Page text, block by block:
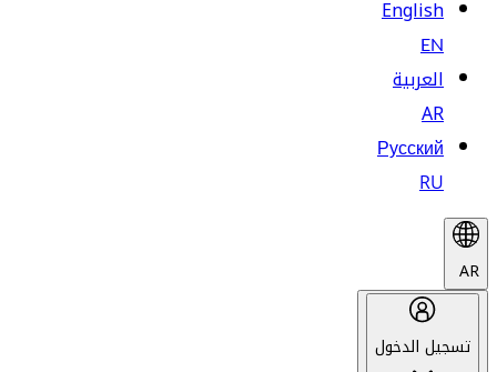
English
EN
العربية
AR
Русский
RU
AR
تسجيل الدخول